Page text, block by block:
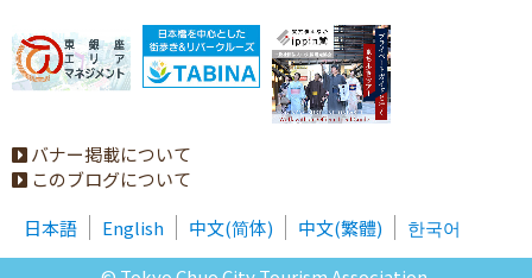
バナー掲載について
このブログについて
日本語
English 中文(简体) 中文(繁體)
한국어